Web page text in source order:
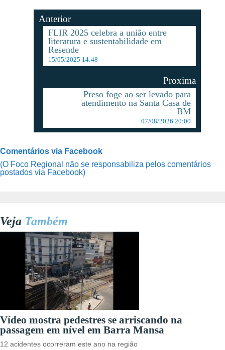
Anterior
FLIR 2025 celebra a união entre
literatura e sustentabilidade em
Resende
15/05/2025 14:48
Proxima
Preso foge ao ser levado para
atendimento na Santa Casa de
BM
07/08/2026 20:00
Comentários via Facebook
(O Foco Regional não se responsabiliza pelos comentários
postados via Facebook)
Veja Também
Vídeo mostra pedestres se arriscando na
passagem em nível em Barra Mansa
12 acidentes ocorreram este ano na região